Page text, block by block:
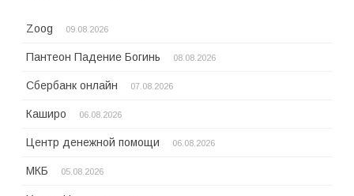
Zoog 09.08.2026
Пантеон Падение Богинь 08.08.2026
Сбербанк онлайн 07.08.2026
Каширо 06.08.2026
Центр денежной помощи 06.08.2026
МКБ 05.08.2026